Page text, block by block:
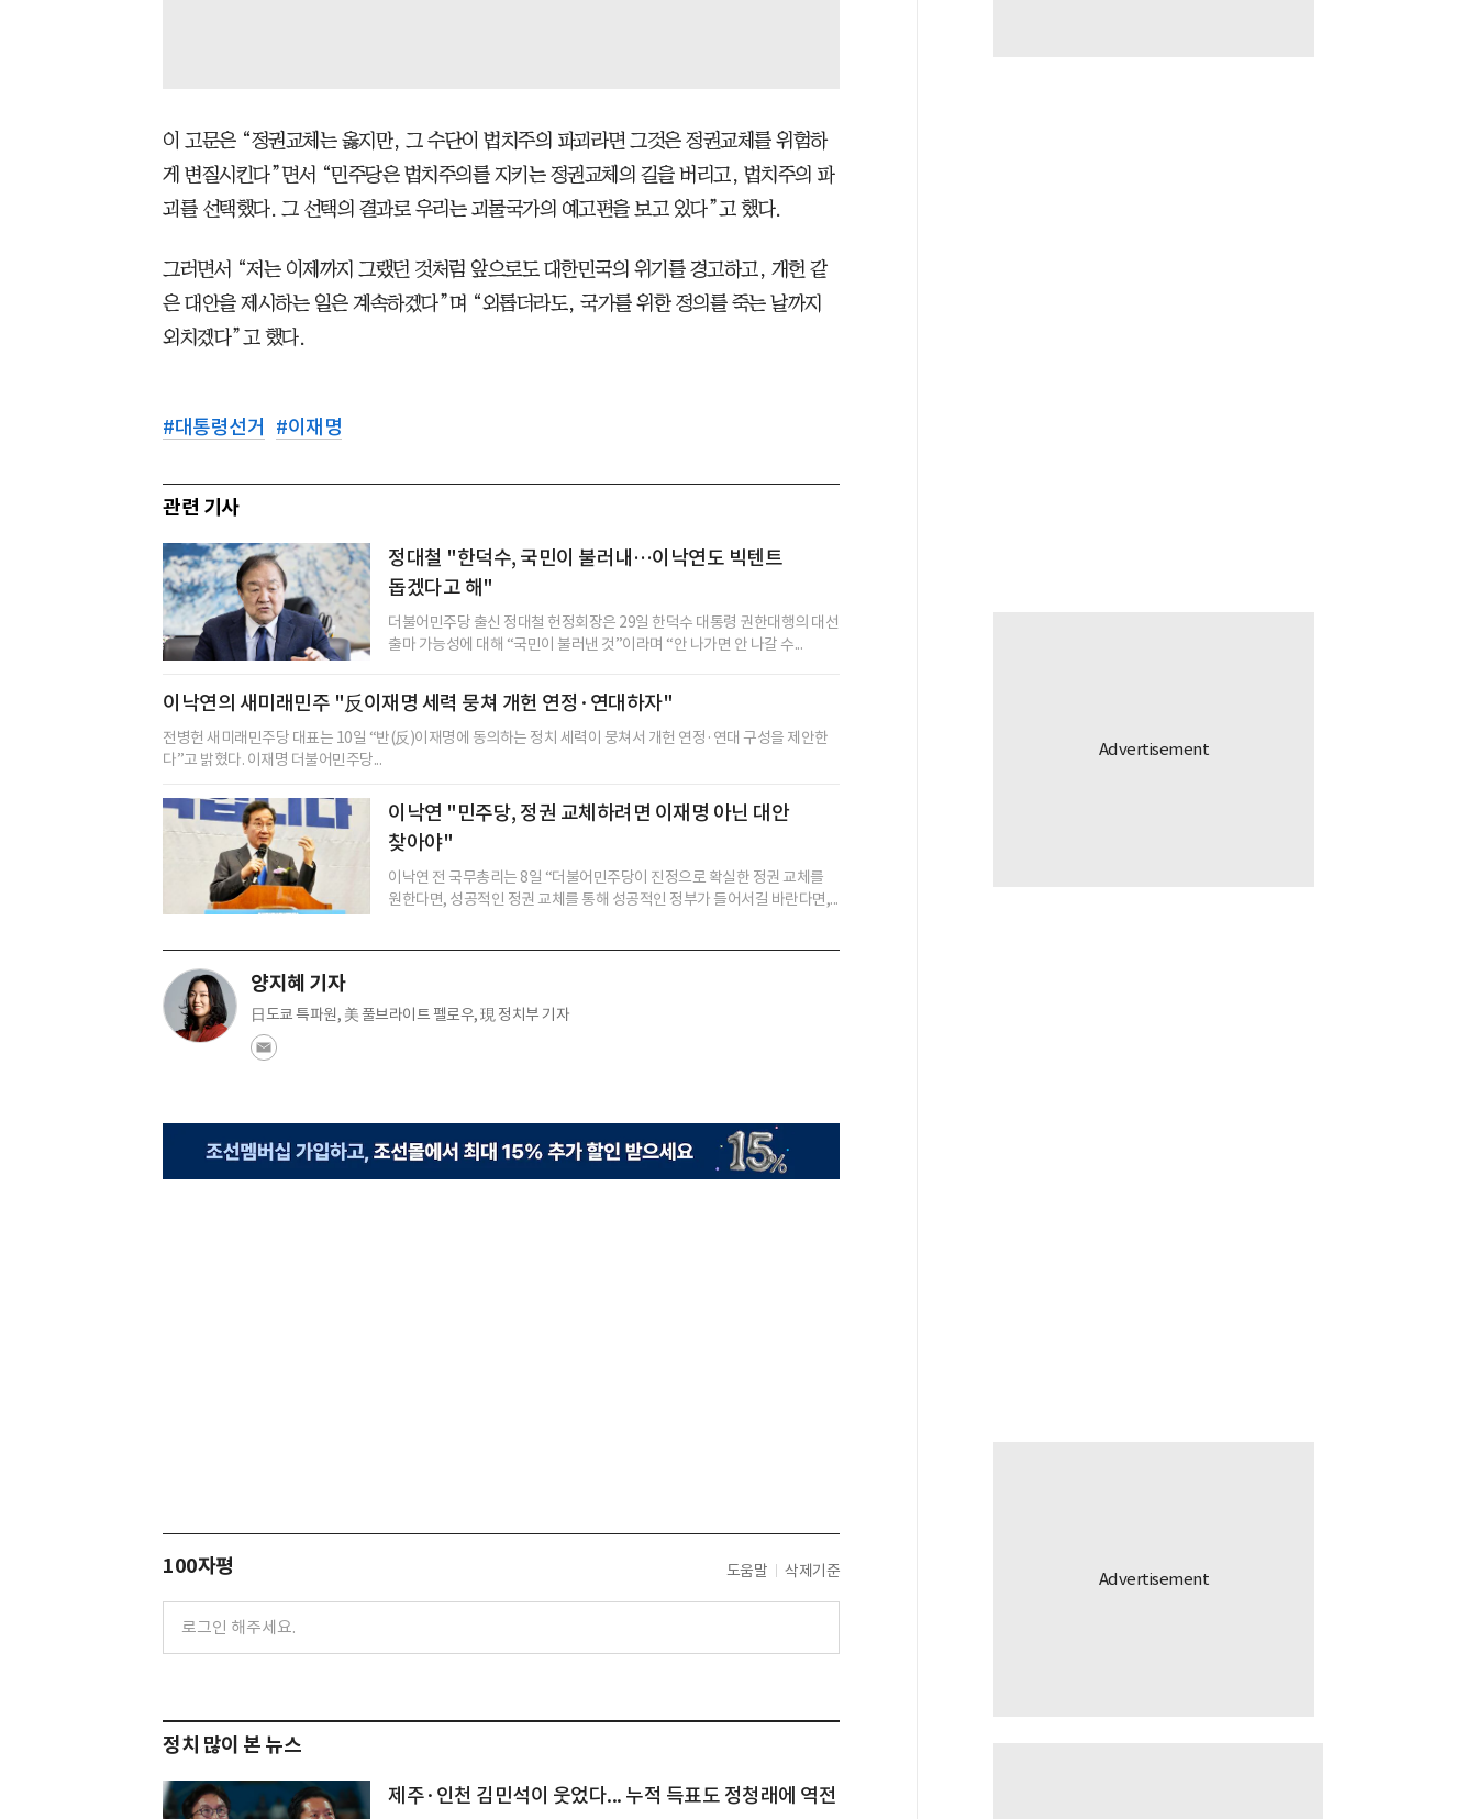
이 고문은 “정권교체는 옳지만, 그 수단이 법치주의 파괴라면 그것은 정권교체를 위험하
게 변질시킨다”면서 “민주당은 법치주의를 지키는 정권교체의 길을 버리고, 법치주의 파
괴를 선택했다. 그 선택의 결과로 우리는 괴물국가의 예고편을 보고 있다”고 했다.
그러면서 “저는 이제까지 그랬던 것처럼 앞으로도 대한민국의 위기를 경고하고, 개헌 같
은 대안을 제시하는 일은 계속하겠다”며 “외롭더라도, 국가를 위한 정의를 죽는 날까지
외치겠다”고 했다.
#대통령선거 #이재명
관련 기사
정대철 "한덕수, 국민이 불러내…이낙연도 빅텐트
돕겠다고 해"
더불어민주당 출신 정대철 헌정회장은 29일 한덕수 대통령 권한대행의 대선
출마 가능성에 대해 “국민이 불러낸 것”이라며 “안 나가면 안 나갈 수...
이낙연의 새미래민주 "反이재명 세력 뭉쳐 개헌 연정·연대하자"
전병헌 새미래민주당 대표는 10일 “반(反)이재명에 동의하는 정치 세력이 뭉쳐서 개헌 연정·연대 구성을 제안한
다”고 밝혔다. 이재명 더불어민주당...
이낙연 "민주당, 정권 교체하려면 이재명 아닌 대안
찾아야"
이낙연 전 국무총리는 8일 “더불어민주당이 진정으로 확실한 정권 교체를
원한다면, 성공적인 정권 교체를 통해 성공적인 정부가 들어서길 바란다면,...
양지혜 기자
日도쿄 특파원, 美 풀브라이트 펠로우, 現 정치부 기자
100자평 도움말 삭제기준
정치 많이 본 뉴스
제주·인천 김민석이 웃었다... 누적 득표도 정청래에 역전